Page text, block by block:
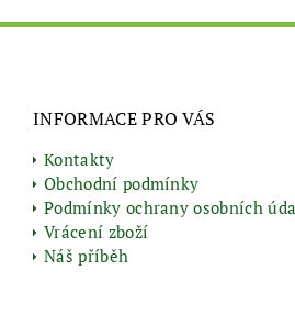
INFORMACE PRO VÁS
Kontakty
Obchodní podmínky
Podmínky ochrany osobních
Vrácení zboží
Náš příběh